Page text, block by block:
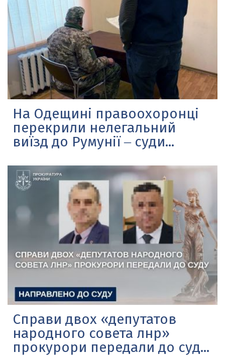
На Одещині правоохоронці
перекрили нелегальний
виїзд до Румунії ‒ суди...
Справи двох «депутатов
народного совета лнр»
прокурори передали до суд...